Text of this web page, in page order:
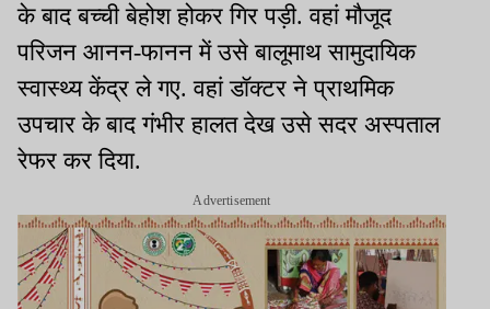
के बाद बच्ची बेहोश होकर गिर पड़ी. वहां मौजूद
परिजन आनन-फानन में उसे बालूमाथ सामुदायिक
स्वास्थ्य केंद्र ले गए. वहां डॉक्टर ने प्राथमिक
उपचार के बाद गंभीर हालत देख उसे सदर अस्पताल
रेफर कर दिया.
Advertisement